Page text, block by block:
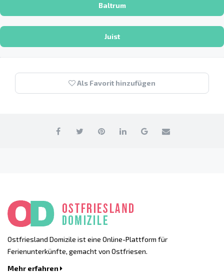
Baltrum
Juist
Als Favorit hinzufügen
Ostfriesland Domizile ist eine Online-Plattform für
Ferienunterkünfte, gemacht von Ostfriesen.
Mehr erfahren